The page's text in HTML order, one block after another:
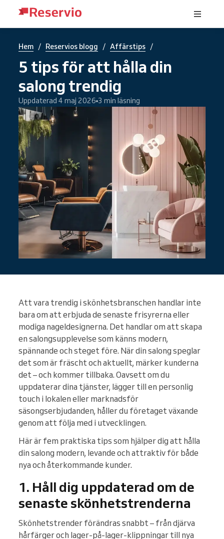
Hem / Reservios blogg / Affärstips /
5 tips för att hålla din
salong trendig
Uppdaterad 4 maj 2026 3 min läsning
Att vara trendig i skönhetsbranschen handlar inte
bara om att erbjuda de senaste frisyrerna eller
modiga nageldesignerna. Det handlar om att skapa
en salongsupplevelse som känns modern,
spännande och steget före. När din salong speglar
det som är fräscht och aktuellt, märker kunderna
det – och kommer tillbaka. Oavsett om du
uppdaterar dina tjänster, lägger till en personlig
touch i lokalen eller marknadsför
säsongserbjudanden, håller du företaget växande
genom att följa med i utvecklingen.
Här är fem praktiska tips som hjälper dig att hålla
din salong modern, levande och attraktiv för både
nya och återkommande kunder.
1. Håll dig uppdaterad om de
senaste skönhetstrenderna
Skönhetstrender förändras snabbt – från djärva
hårfärger och lager-på-lager-klippningar till nya